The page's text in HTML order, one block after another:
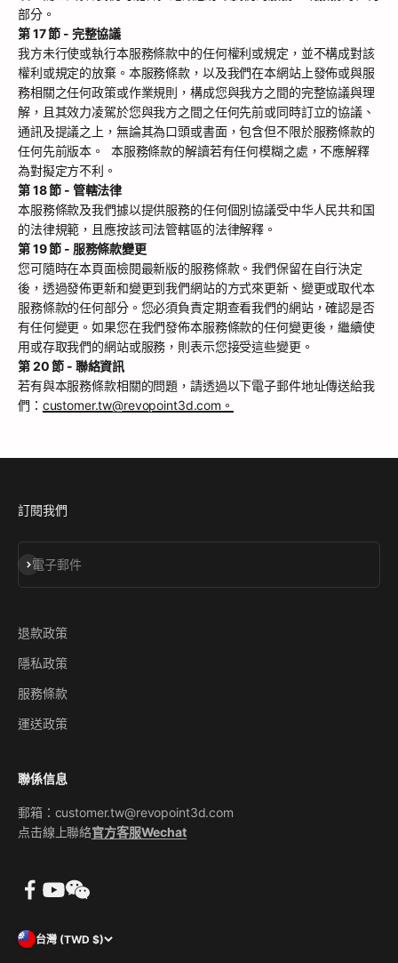
部分。
第 17 節 - 完整協議
我方未行使或執行本服務條款中的任何權利或規定，並不構成對該
權利或規定的放棄。本服務條款，以及我們在本網站上發佈或與服
務相關之任何政策或作業規則，構成您與我方之間的完整協議與理
解，且其效力凌駕於您與我方之間之任何先前或同時訂立的協議、
通訊及提議之上，無論其為口頭或書面，包含但不限於服務條款的
任何先前版本。 本服務條款的解讀若有任何模糊之處，不應解釋
為對擬定方不利。
第 18 節 - 管轄法律
本服務條款及我們據以提供服務的任何個別協議受中华人民共和国
的法律規範，且應按該司法管轄區的法律解釋。
第 19 節 - 服務條款變更
您可隨時在本頁面檢閱最新版的服務條款。我們保留在自行決定
後，透過發佈更新和變更到我們網站的方式來更新、變更或取代本
服務條款的任何部分。您必須負責定期查看我們的網站，確認是否
有任何變更。如果您在我們發佈本服務條款的任何變更後，繼續使
用或存取我們的網站或服務，則表示您接受這些變更。
第 20 節 - 聯絡資訊
若有與本服務條款相關的問題，請透過以下電子郵件地址傳送給我
們： customer.tw@revopoint3d.com。
訂閱我們
電子郵件
訂閱
退款政策
隱私政策
服務條款
運送政策
聯係信息
郵箱：customer.tw@revopoint3d.com
点击線上聯絡官方客服Wechat
台灣 (TWD $)